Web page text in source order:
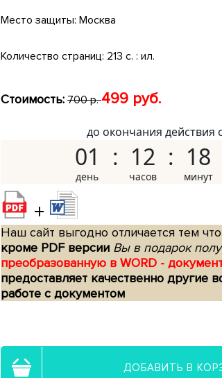
Место защиты: Москва
Количество страниц: 213 с. : ил.
Стоимость: 700 р.499 руб.
до окончания действия
01 12 18
+
Наш сайт выгодно отличается тем
кроме PDF версии Вы в подарок
преобразованную в WORD -
предоставляет качественно другие
работе с документом
ДОБАВИТЬ В